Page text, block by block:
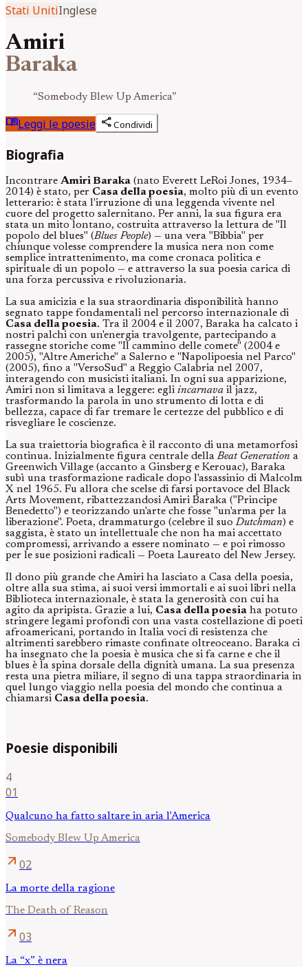
Stati UnitiInglese
Amiri
Baraka
“Somebody Blew Up America”
menu_bookLeggi le poesie shareCondividi
Biografia
Incontrare Amiri Baraka (nato Everett LeRoi Jones, 1934–
2014) è stato, per Casa della poesia, molto più di un evento
letterario: è stata l'irruzione di una leggenda vivente nel
cuore del progetto salernitano. Per anni, la sua figura era
stata un mito lontano, costruita attraverso la lettura de "Il
popolo del blues" (Blues People) — una vera "Bibbia" per
chiunque volesse comprendere la musica nera non come
semplice intrattenimento, ma come cronaca politica e
spirituale di un popolo — e attraverso la sua poesia carica di
una forza percussiva e rivoluzionaria.
La sua amicizia e la sua straordinaria disponibilità hanno
segnato tappe fondamentali nel percorso internazionale di
Casa della poesia. Tra il 2004 e il 2007, Baraka ha calcato i
nostri palchi con un'energia travolgente, partecipando a
rassegne storiche come "Il cammino delle comete" (2004 e
2005), "Altre Americhe" a Salerno e "Napolipoesia nel Parco"
(2005), fino a "VersoSud" a Reggio Calabria nel 2007,
interagendo con musicisti italiani. In ogni sua apparizione,
Amiri non si limitava a leggere: egli incarnava il jazz,
trasformando la parola in uno strumento di lotta e di
bellezza, capace di far tremare le certezze del pubblico e di
risvegliare le coscienze.
La sua traiettoria biografica è il racconto di una metamorfosi
continua. Inizialmente figura centrale dellaBeat Generation a
Greenwich Village (accanto a Ginsberg e Kerouac), Baraka
subì una trasformazione radicale dopo l'assassinio di Malcolm
X nel 1965. Fu allora che scelse di farsi portavoce del Black
Arts Movement, ribattezzandosi Amiri Baraka ("Principe
Benedetto") e teorizzando un'arte che fosse "un'arma per la
liberazione". Poeta, drammaturgo (celebre il suo Dutchman) e
saggista, è stato un intellettuale che non ha mai accettato
compromessi, arrivando a essere nominato — e poi rimosso
per le sue posizioni radicali — Poeta Laureato del New Jersey.
Il dono più grande che Amiri ha lasciato a Casa della poesia,
oltre alla sua stima, ai suoi versi immortali e ai suoi libri nella
Biblioteca internazionale, è stata la generosità con cui ha
agito da apripista. Grazie a lui, Casa della poesia ha potuto
stringere legami profondi con una vasta costellazione di poeti
afroamericani, portando in Italia voci di resistenza che
altrimenti sarebbero rimaste confinate oltreoceano. Baraka ci
ha insegnato che la poesia è musica che si fa carne e che il
blues è la spina dorsale della dignità umana. La sua presenza
resta una pietra miliare, il segno di una tappa straordinaria in
quel lungo viaggio nella poesia del mondo che continua a
chiamarsi Casa della poesia.
Poesie disponibili
4
01
Qualcuno ha fatto saltare in aria l'America
Somebody Blew Up America
arrow_outward 02
La morte della ragione
The Death of Reason
arrow_outward 03
La “x” è nera